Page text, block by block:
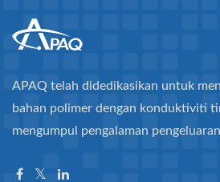
APAQ telah didedikasikan untuk
bahan polimer dengan konduktiviti
mengumpul pengalaman